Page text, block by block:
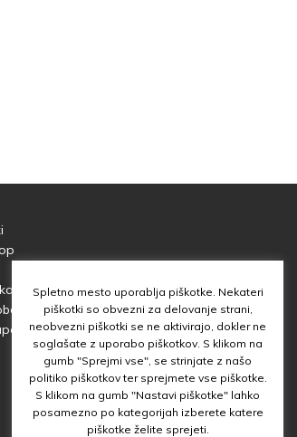
dobe
osebnih podatkov
spletnega mesta
Spletno mesto uporablja piškotke. Nekateri
piškotki so obvezni za delovanje strani,
neobvezni piškotki se ne aktivirajo, dokler ne
soglašate z uporabo piškotkov. S klikom na
gumb "Sprejmi vse", se strinjate z našo
politiko piškotkov ter sprejmete vse piškotke.
S klikom na gumb "Nastavi piškotke" lahko
posamezno po kategorijah izberete katere
piškotke želite sprejeti.